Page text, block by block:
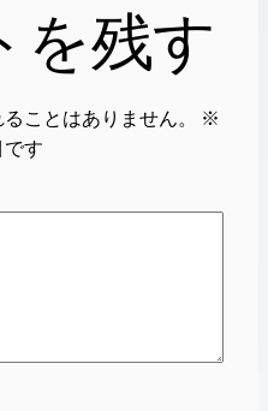
を残す
ことはありません。
※
す